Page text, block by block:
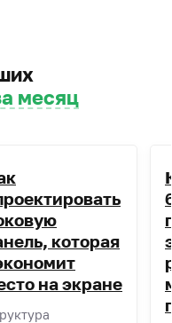
месяц
которая
на экране